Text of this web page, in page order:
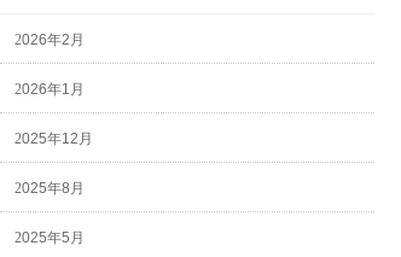
2026年2月
2026年1月
2025年12月
2025年8月
2025年5月